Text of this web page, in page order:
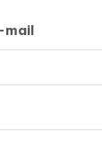
mail